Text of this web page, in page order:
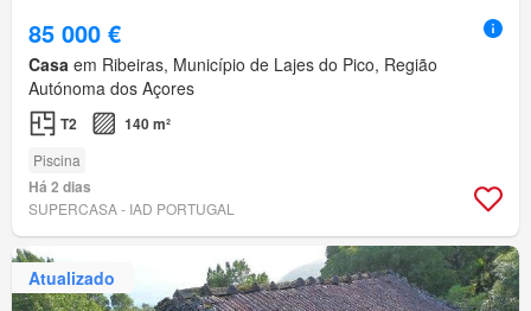
85 000 €
Casa em Ribeiras, Município de Lajes do Pico, Região
Autónoma dos Açores
T2 140 m²
Piscina
Há 2 dias
SUPERCASA - IAD PORTUGAL
Atualizado